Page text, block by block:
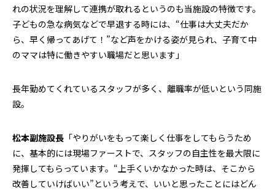
れの状況を理解して連携が取れるというのも当施設の特徴です。
子どもの急な病気などで早退する時には、“仕事は大丈夫だか
ら、早く帰ってあげて！”など声をかける姿が見られ、子育て中
のママは特に働きやすい職場だと思います」
長年勤めてくれているスタッフが多く、離職率が低いという同施
設。
松本副施設長 「やりがいをもって楽しく仕事をしてもらうため
に、基本的には現場ファーストで、スタッフの自主性を最大限に
発揮してもらっています。“上手くいかなかった時は、そこから
改善していけばいい”という考えで、いいと思ったことにはどん